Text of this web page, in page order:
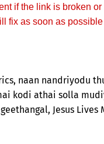
if the link is broken or
fix as soon as possible
naan nandriyodu
kodi athai solla
Jesus Lives